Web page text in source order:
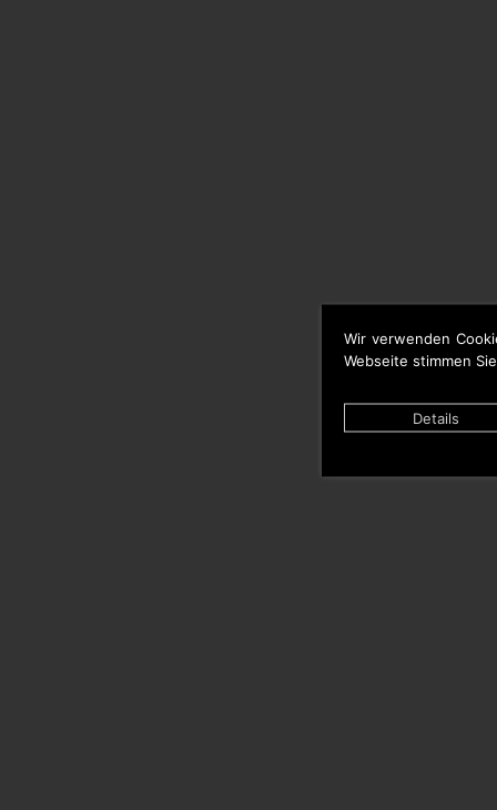
Wir verwenden
Webseite stimmen
Details